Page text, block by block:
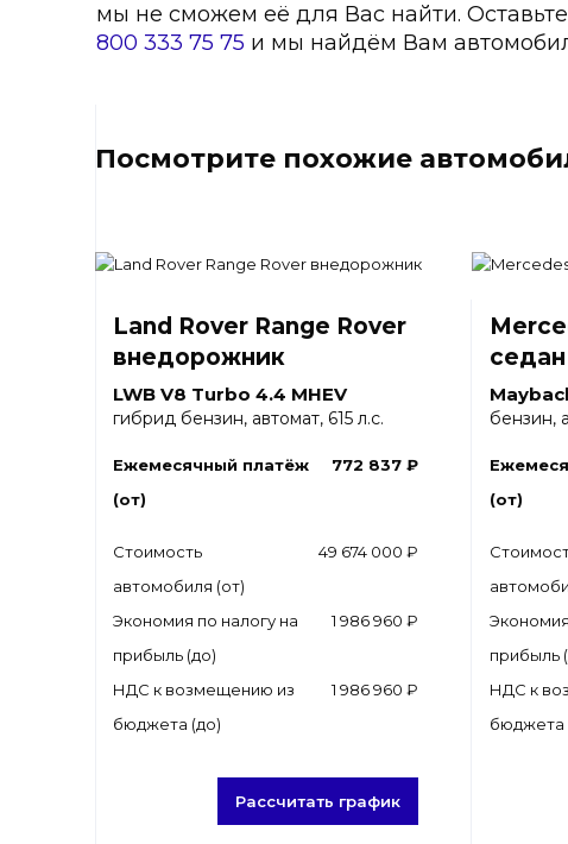
мы не сможем её для Вас найти. Оставьте
800 333 75 75 и мы найдём Вам
Посмотрите похожие
Land Rover Range Rover
внедорожник
LWB V8 Turbo 4.4 MHEV
гибрид бензин, автомат, 615 л.с.
Ежемесячный платёж
(от)
772 837 ₽
Стоимость
автомобиля (от)
49 674 000 ₽
Экономия по налогу на
прибыль (до)
1 986 960 ₽
НДС к возмещению из
бюджета (до)
1 986 960 ₽
Рассчитать график
седан
бензин,
(от)
прибыль
НДС к
бюджета